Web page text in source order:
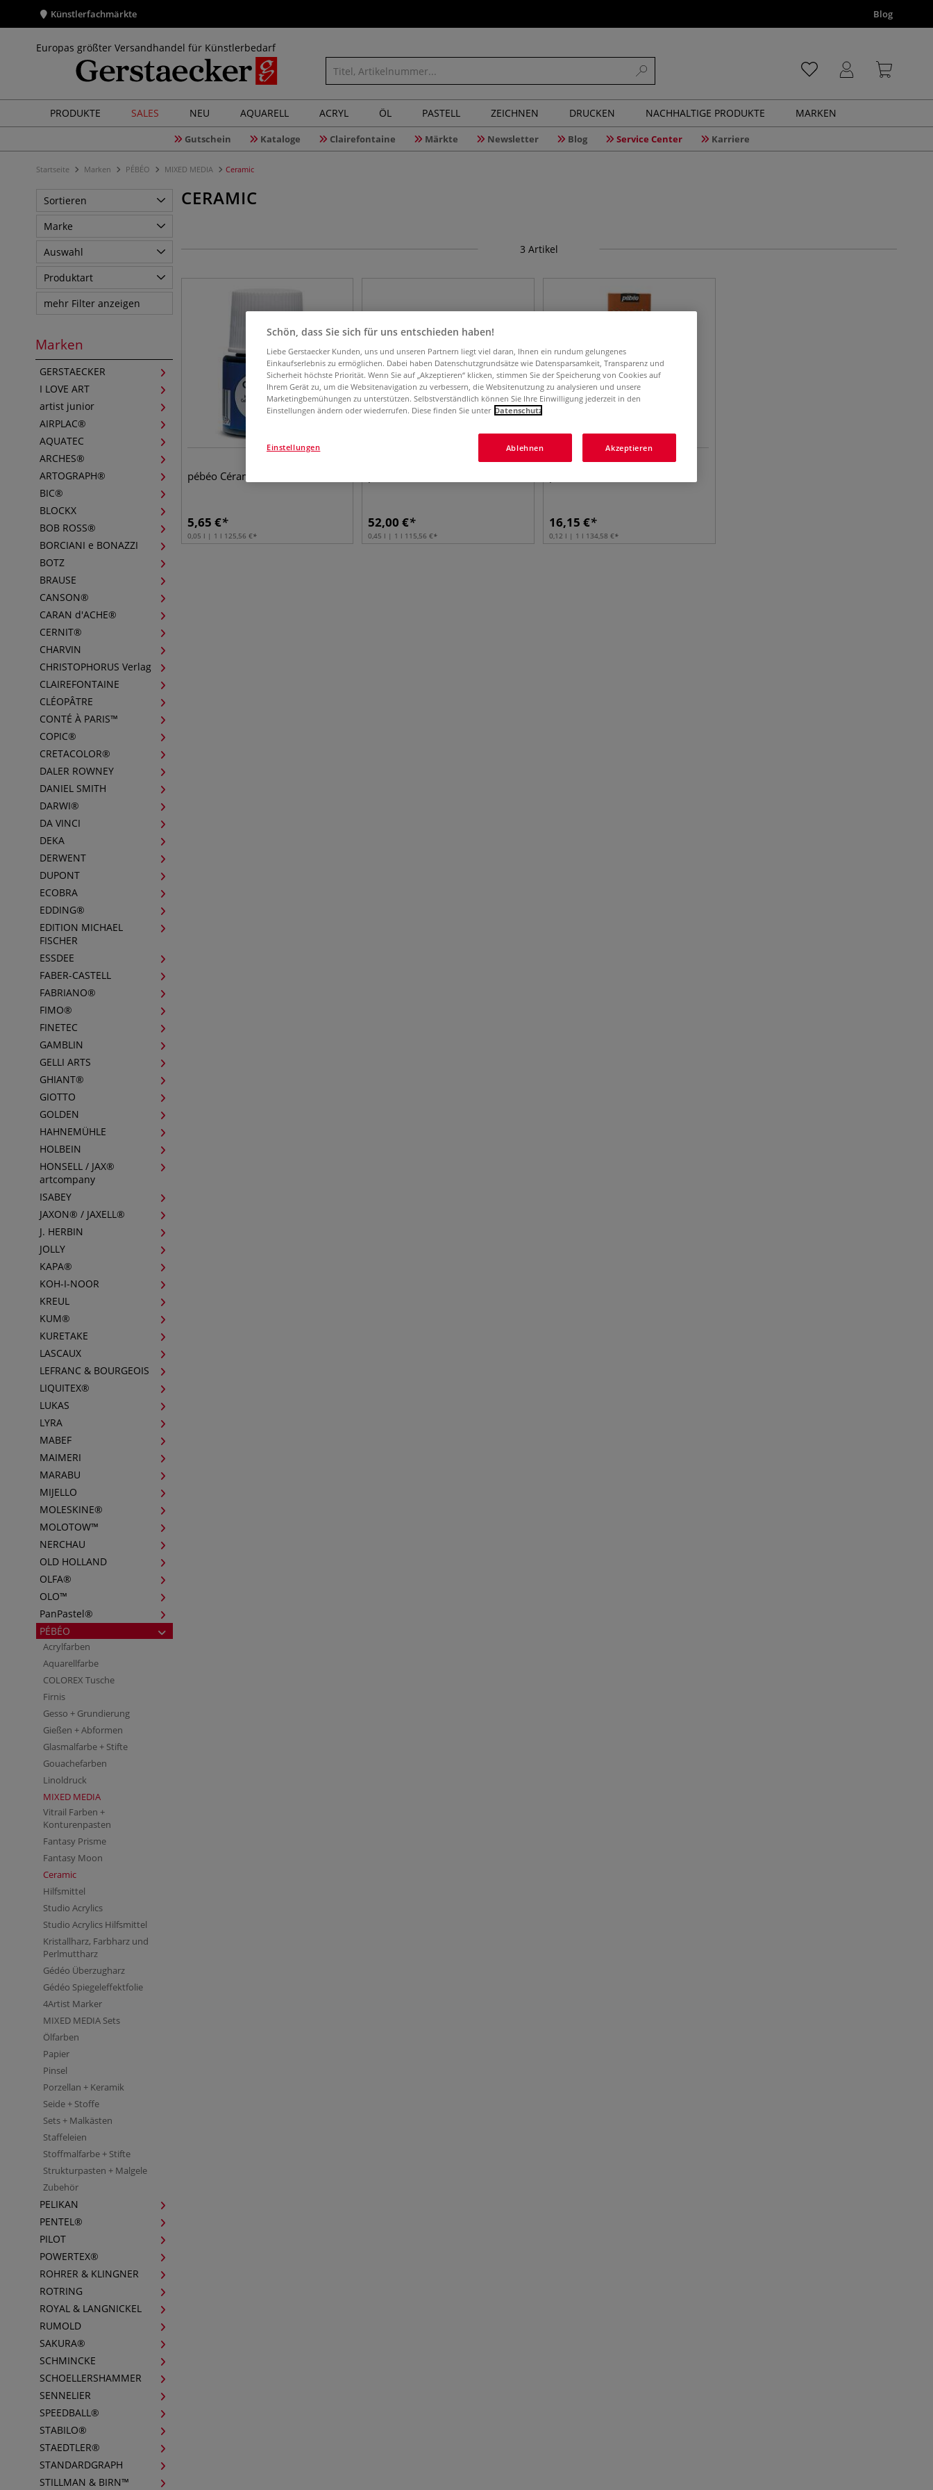
Künstlerfachmärkte Blog
Europas größter Versandhandel für Künstlerbedarf
PRODUKTE SALES NEU AQUARELL ACRYL ÖL PASTELL ZEICHNEN DRUCKEN NACHHALTIGE PRODUKTE MARKEN
Gutschein Kataloge Clairefontaine Märkte Newsletter Blog Service Center Karriere
Startseite Marken PÉBÉO MIXED MEDIA Ceramic
Sortieren
Marke
Auswahl
Produktart
mehr Filter anzeigen
Marken
GERSTAECKER
I LOVE ART
artist junior
AIRPLAC®
AQUATEC
ARCHES®
ARTOGRAPH®
BIC®
BLOCKX
BOB ROSS®
BORCIANI e BONAZZI
BOTZ
BRAUSE
CANSON®
CARAN d'ACHE®
CERNIT®
CHARVIN
CHRISTOPHORUS Verlag
CLAIREFONTAINE
CLÉOPÂTRE
CONTÉ À PARIS™
COPIC®
CRETACOLOR®
DALER ROWNEY
DANIEL SMITH
DARWI®
DA VINCI
DEKA
DERWENT
DUPONT
ECOBRA
EDDING®
EDITION MICHAEL
FISCHER
ESSDEE
FABER-CASTELL
FABRIANO®
FIMO®
FINETEC
GAMBLIN
GELLI ARTS
GHIANT®
GIOTTO
GOLDEN
HAHNEMÜHLE
HOLBEIN
HONSELL / JAX®
artcompany
ISABEY
JAXON® / JAXELL®
J. HERBIN
JOLLY
KAPA®
KOH-I-NOOR
KREUL
KUM®
KURETAKE
LASCAUX
LEFRANC & BOURGEOIS
LIQUITEX®
LUKAS
LYRA
MABEF
MAIMERI
MARABU
MIJELLO
MOLESKINE®
MOLOTOW™
NERCHAU
OLD HOLLAND
OLFA®
OLO™
PanPastel®
PÉBÉO
Acrylfarben
Aquarellfarbe
COLOREX Tusche
Firnis
Gesso + Grundierung
Gießen + Abformen
Glasmalfarbe + Stifte
Gouachefarben
Linoldruck
MIXED MEDIA
Vitrail Farben +
Konturenpasten
Fantasy Prisme
Fantasy Moon
Ceramic
Hilfsmittel
Studio Acrylics
Studio Acrylics Hilfsmittel
Kristallharz, Farbharz und
Perlmuttharz
Gédéo Überzugharz
Gédéo Spiegeleffektfolie
4Artist Marker
MIXED MEDIA Sets
Ölfarben
Papier
Pinsel
Porzellan + Keramik
Seide + Stoffe
Sets + Malkästen
Staffeleien
Stoffmalfarbe + Stifte
Strukturpasten + Malgele
Zubehör
PELIKAN
PENTEL®
PILOT
POWERTEX®
ROHRER & KLINGNER
ROTRING
ROYAL & LANGNICKEL
RUMOLD
SAKURA®
SCHMINCKE
SCHOELLERSHAMMER
SENNELIER
SPEEDBALL®
STABILO®
STAEDTLER®
STANDARDGRAPH
STILLMAN & BIRN™
CERAMIC
3 Artikel
pébéo Céramic Farben
5,65 €
0,05 l | 1 l 125,56 €
52,00 €
0,45 l | 1 l 115,56 €
16,15 €
0,12 l | 1 l 134,58 €
Schön, dass Sie sich für uns entschieden haben!
Liebe Gerstaecker Kunden, uns und unseren Partnern liegt viel daran, Ihnen ein rundum gelungenes
Einkaufserlebnis zu ermöglichen. Dabei haben Datenschutzgrundsätze wie Datensparsamkeit, Transparenz und
Sicherheit höchste Priorität. Wenn Sie auf „Akzeptieren“ klicken, stimmen Sie der Speicherung von Cookies auf
Ihrem Gerät zu, um die Websitenavigation zu verbessern, die Websitenutzung zu analysieren und unsere
Marketingbemühungen zu unterstützen. Selbstverständlich können Sie Ihre Einwilligung jederzeit in den
Einstellungen ändern oder wiederrufen. Diese finden Sie unter Datenschutz
Ablehnen Akzeptieren
Einstellungen